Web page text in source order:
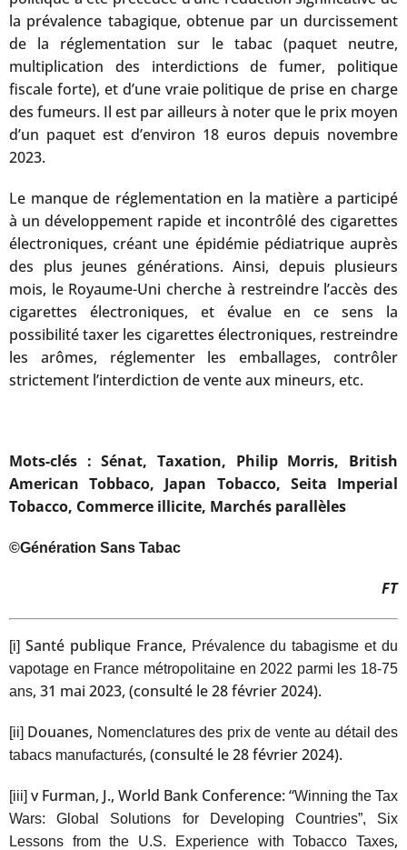
la prévalence tabagique, obtenue par un durcissement
de la réglementation sur le tabac (paquet neutre,
multiplication des interdictions de fumer, politique
fiscale forte), et d’une vraie politique de prise en charge
des fumeurs. Il est par ailleurs à noter que le prix moyen
d’un paquet est d’environ 18 euros depuis novembre
2023.
Le manque de réglementation en la matière a participé
à un développement rapide et incontrôlé des cigarettes
électroniques, créant une épidémie pédiatrique auprès
des plus jeunes générations. Ainsi, depuis plusieurs
mois, le Royaume-Uni cherche à restreindre l’accès des
cigarettes électroniques, et évalue en ce sens la
possibilité taxer les cigarettes électroniques, restreindre
les arômes, réglementer les emballages, contrôler
strictement l’interdiction de vente aux mineurs, etc.
Mots-clés : Sénat, Taxation, Philip Morris, British
American Tobbaco, Japan Tobacco, Seita Imperial
Tobacco, Commerce illicite, Marchés parallèles
©Génération Sans Tabac
FT
[i] Santé publique France, Prévalence du tabagisme et du
vapotage en France métropolitaine en 2022 parmi les 18-75
ans, 31 mai 2023, (consulté le 28 février 2024).
[ii] Douanes, Nomenclatures des prix de vente au détail des
tabacs manufacturés, (consulté le 28 février 2024).
[iii] v Furman, J., World Bank Conference: “Winning the Tax
Wars: Global Solutions for Developing Countries”, Six
Lessons from the U.S. Experience with Tobacco Taxes,